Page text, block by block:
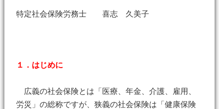
特定社会保険労務士 喜志 久美子
１．はじめに
広義の社会保険とは「医療、年金、介護、雇用、
労災」の総称ですが、狭義の社会保険は「健康保険